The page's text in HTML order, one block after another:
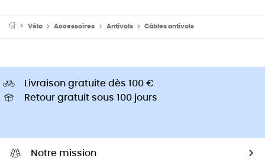
Vélo Accessoires Antivols Câbles antivols
Livraison gratuite dès 100 €
Retour gratuit sous 100 jours
Notre mission